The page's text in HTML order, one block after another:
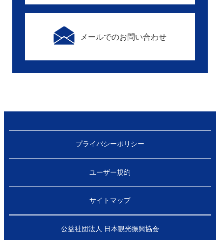
メールでのお問い合わせ
プライバシーポリシー
ユーザー規約
サイトマップ
公益社団法人 日本観光振興協会